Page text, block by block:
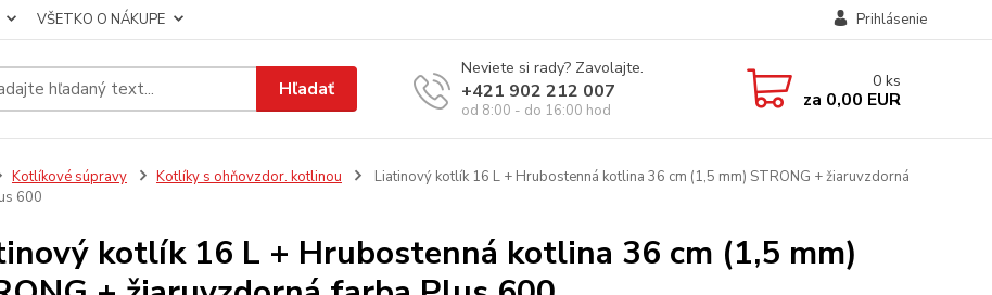
VŠETKO O NÁKUPE Prihlásenie
Hľadať
Neviete si rady? Zavolajte.
+421 902 212 007
od 8:00 - do 16:00 hod
0 ks
za 0,00 EUR
Kotlíkové súpravy Kotlíky s ohňovzdor. kotlinou
Liatinový kotlík 16 L + Hrubostenná kotlina 36 cm (1,5 mm) STRONG + žiaruvzdorná
600
kotlík 16 L + Hrubostenná kotlina 36 cm (1,5 mm)